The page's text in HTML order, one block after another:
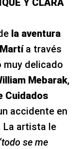
Y CLARA
la aventura
a través
muy delicado
Mebarak,
Cuidados
accidente en
La artista le
se me